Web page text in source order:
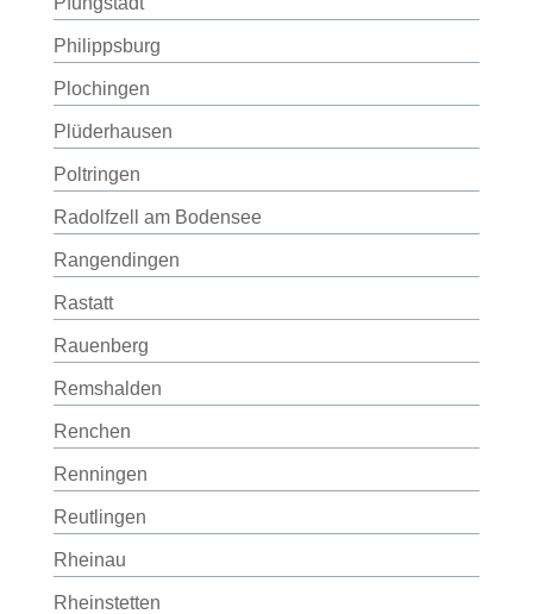
Philippsburg
Plochingen
Plüderhausen
Poltringen
Radolfzell am Bodensee
Rangendingen
Rastatt
Rauenberg
Remshalden
Renchen
Renningen
Reutlingen
Rheinau
Rheinstetten